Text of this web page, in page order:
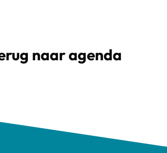
naar agenda